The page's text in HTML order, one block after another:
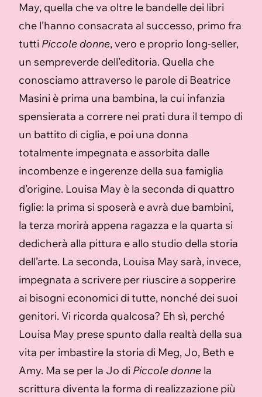
May, quella che va oltre le bandelle dei libri
che l’hanno consacrata al successo, primo fra
tutti Piccole donne, vero e proprio long-seller,
un sempreverde dell’editoria. Quella che
conosciamo attraverso le parole di Beatrice
Masini è prima una bambina, la cui infanzia
spensierata a correre nei prati dura il tempo di
un battito di ciglia, e poi una donna
totalmente impegnata e assorbita dalle
incombenze e ingerenze della sua famiglia
d’origine. Louisa May è la seconda di quattro
figlie: la prima si sposerà e avrà due bambini,
la terza morirà appena ragazza e la quarta si
dedicherà alla pittura e allo studio della storia
dell’arte. La seconda, Louisa May sarà, invece,
impegnata a scrivere per riuscire a sopperire
ai bisogni economici di tutte, nonché dei suoi
genitori. Vi ricorda qualcosa? Eh sì, perché
Louisa May prese spunto dalla realtà della sua
vita per imbastire la storia di Meg, Jo, Beth e
Amy. Ma se per la Jo di Piccole donne la
scrittura diventa la forma di realizzazione più